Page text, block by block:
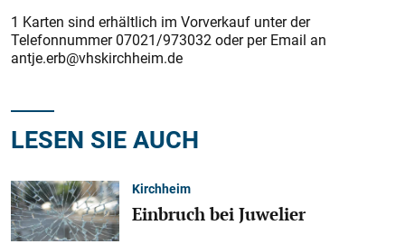
1 Karten sind erhältlich im Vorverkauf unter der
Telefonnummer 07021/973032 oder per Email an
antje.erb@vhskirchheim.de
LESEN SIE AUCH
Kirchheim
Einbruch bei Juwelier